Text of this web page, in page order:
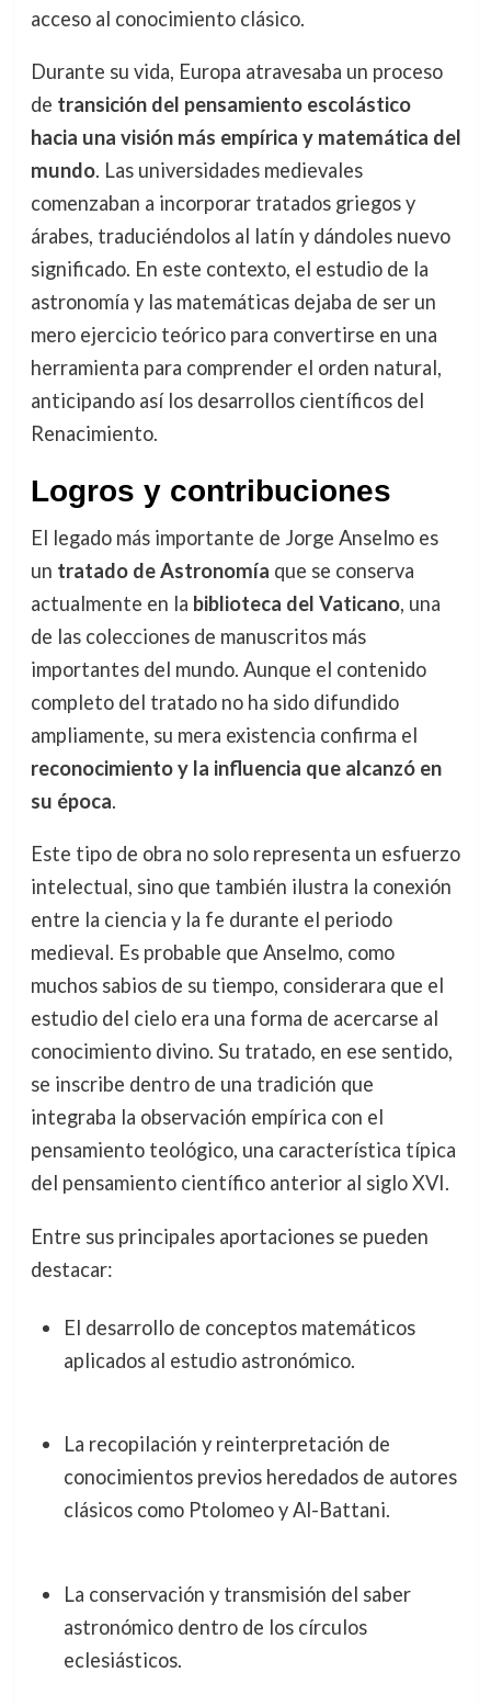
acceso al conocimiento clásico.
Durante su vida, Europa atravesaba un proceso
de transición del pensamiento escolástico
hacia una visión más empírica y matemática del
mundo. Las universidades medievales
comenzaban a incorporar tratados griegos y
árabes, traduciéndolos al latín y dándoles nuevo
significado. En este contexto, el estudio de la
astronomía y las matemáticas dejaba de ser un
mero ejercicio teórico para convertirse en una
herramienta para comprender el orden natural,
anticipando así los desarrollos científicos del
Renacimiento.
Logros y contribuciones
El legado más importante de Jorge Anselmo es
un tratado de Astronomía que se conserva
actualmente en la biblioteca del Vaticano, una
de las colecciones de manuscritos más
importantes del mundo. Aunque el contenido
completo del tratado no ha sido difundido
ampliamente, su mera existencia confirma el
reconocimiento y la influencia que alcanzó en
su época.
Este tipo de obra no solo representa un esfuerzo
intelectual, sino que también ilustra la conexión
entre la ciencia y la fe durante el periodo
medieval. Es probable que Anselmo, como
muchos sabios de su tiempo, considerara que el
estudio del cielo era una forma de acercarse al
conocimiento divino. Su tratado, en ese sentido,
se inscribe dentro de una tradición que
integraba la observación empírica con el
pensamiento teológico, una característica típica
del pensamiento científico anterior al siglo XVI.
Entre sus principales aportaciones se pueden
destacar:
El desarrollo de conceptos matemáticos
aplicados al estudio astronómico.
La recopilación y reinterpretación de
conocimientos previos heredados de autores
clásicos como Ptolomeo y Al-Battani.
La conservación y transmisión del saber
astronómico dentro de los círculos
eclesiásticos.